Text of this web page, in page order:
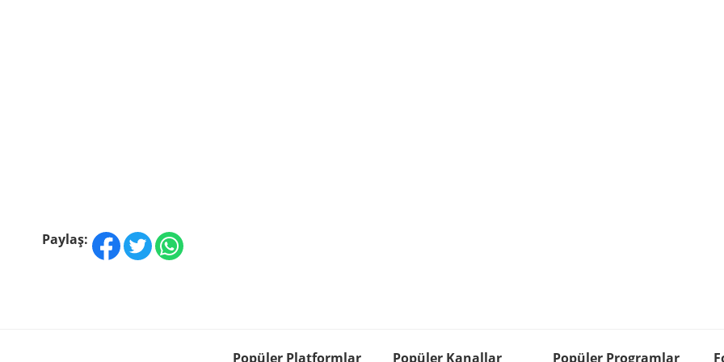
Paylaş:
Popüler Platformlar Popüler Kanallar Popüler Programlar